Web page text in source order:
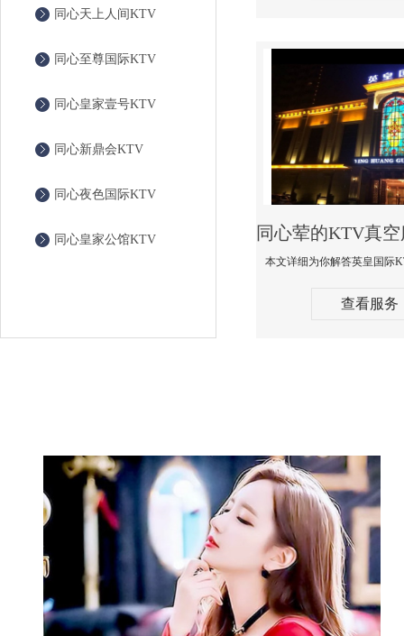
同心天上人间KTV
同心至尊国际KTV
同心皇家壹号KTV
同心新鼎会KTV
同心夜色国际KTV
同心皇家公馆KTV
查看服务